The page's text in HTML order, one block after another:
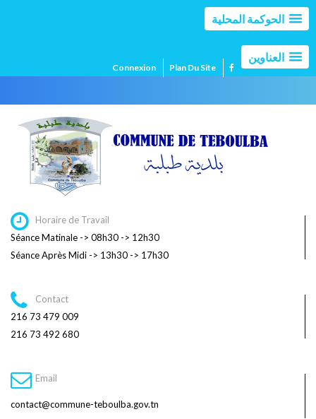
الحوكمة المحلية
العناوين
Connexion Plan Du Site
Horaire de Travail
Séance Matinale -> 08h30 -> 12h30
Séance Après Midi -> 13h30 -> 17h30
Contact
216 73 479 009
216 73 492 680
Email
contact@commune-teboulba.gov.tn